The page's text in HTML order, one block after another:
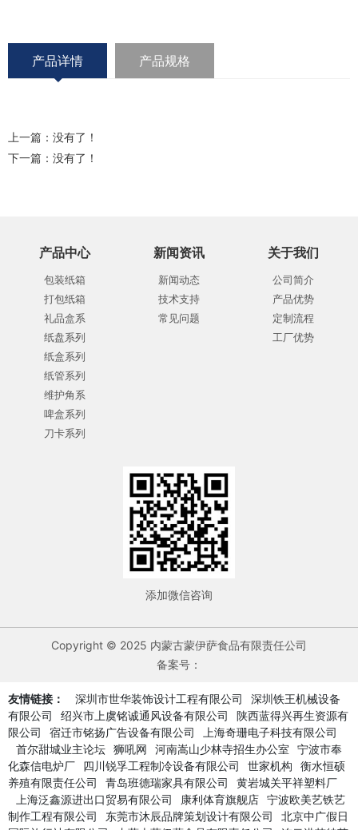
产品详情 产品规格
上一篇：没有了！
下一篇：没有了！
产品中心
包装纸箱
打包纸箱
礼品盒系
纸盘系列
纸盒系列
纸管系列
维护角系
啤盒系列
刀卡系列
新闻资讯
新闻动态
技术支持
常见问题
关于我们
公司简介
产品优势
定制流程
工厂优势
添加微信咨询
Copyright © 2025 内蒙古蒙伊萨食品有限责任公司
备案号：
友情链接： 深圳市世华装饰设计工程有限公司
深圳铁王机械设备
有限公司
绍兴市上虞铭诚通风设备有限公司
陕西蓝得兴再生资源有
限公司
宿迁市铭扬广告设备有限公司
上海奇珊电子科技有限公司
首尔甜城业主论坛 狮吼网 河南嵩山少林寺招生办公室
宁波市奉
化森信电炉厂
四川锐孚工程制冷设备有限公司 世家机构
衡水恒硕
养殖有限责任公司
青岛班德瑞家具有限公司
黄岩城关平祥塑料厂
上海泛鑫源进出口贸易有限公司
康利体育旗舰店 宁波欧美艺铁艺
制作工程有限公司
东莞市沐辰品牌策划设计有限公司
北京中广假日